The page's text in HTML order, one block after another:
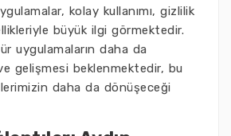
kolay kullanımı, gizlilik
büyük ilgi görmektedir.
uygulamaların daha da
gelişmesi beklenmektedir, bu
daha da dönüşeceği